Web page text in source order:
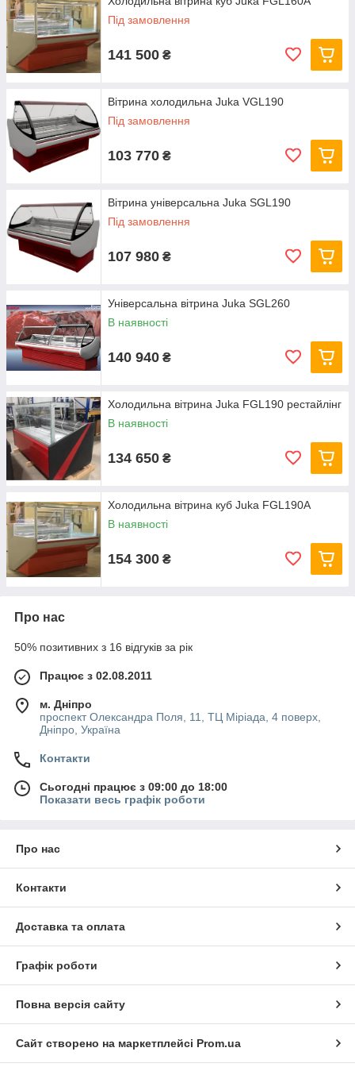
Під замовлення
141 500 ₴
Вітрина холодильна Juka VGL190
Під замовлення
103 770 ₴
Вітрина універсальна Juka SGL190
Під замовлення
107 980 ₴
Універсальна вітрина Juka SGL260
В наявності
140 940 ₴
Холодильна вітрина Juka FGL190 рестайлінг
В наявності
134 650 ₴
Холодильна вітрина куб Juka FGL190A
В наявності
154 300 ₴
Про нас
50% позитивних з 16 відгуків за рік
Працює з 02.08.2011
м. Дніпро
проспект Олександра Поля, 11, ТЦ Міріада, 4 поверх,
Дніпро, Україна
Контакти
Сьогодні працює з 09:00 до 18:00
Показати весь графік роботи
Про нас
Контакти
Доставка та оплата
Графік роботи
Повна версія сайту
Сайт створено на маркетплейсі Prom.ua